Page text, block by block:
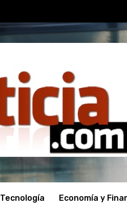
Tecnología Economía y